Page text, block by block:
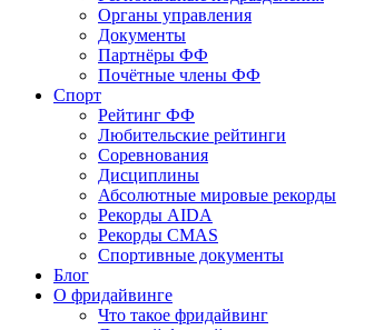
Органы управления
Документы
Партнёры ФФ
Почётные члены ФФ
Спорт
Рейтинг ФФ
Любительские рейтинги
Соревнования
Дисциплины
Абсолютные мировые рекорды
Рекорды AIDA
Рекорды CMAS
Спортивные документы
Блог
О фридайвинге
Что такое фридайвинг